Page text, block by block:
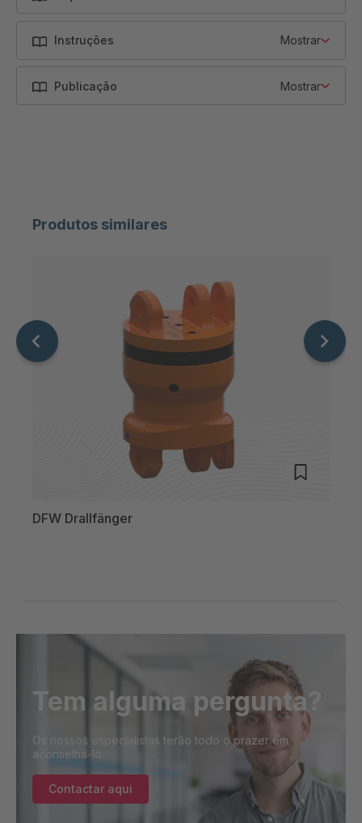
Instruções Mostrar
Publicação Mostrar
Produtos similares
DFW Drallfänger
Tem alguma pergunta?
Os nossos especialistas terão todo o prazer em
aconselhá-lo.
Contactar aqui